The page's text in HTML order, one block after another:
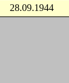
28.09.1944